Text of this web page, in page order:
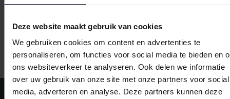
Deze website maakt gebruik van cookies
We gebruiken cookies om content en advertenties te
personaliseren, om functies voor social media te bieden en
ons websiteverkeer te analyseren. Ook delen we informatie
over uw gebruik van onze site met onze partners voor social
media, adverteren en analyse. Deze partners kunnen deze
Meld je aan voor onze nieuwsbrief!